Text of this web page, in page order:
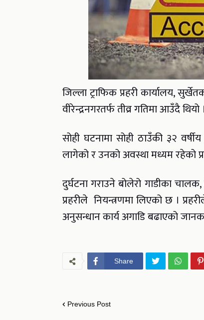
जिल्ला ट्राफिक प्रहरी कार्यालय,
वीरेन्द्रनगरतर्फ तीव्र गतिमा आउँदै थियो ।
सोही घटनामा सोही ठाउँकी ३२
लागेको र उनको अवस्था मध्यम रहेको
दुर्घटना गराउने बोलेरो गाडीका
प्रहरीले नियन्त्रणमा लिएको छ ।
अनुसन्धान कार्य अगाडि बढाएको
Share
Previous Post